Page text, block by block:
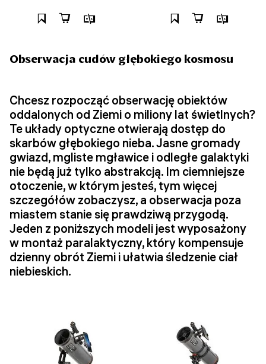
Obserwacja cudów głębokiego kosmosu
Chcesz rozpocząć obserwację obiektów
oddalonych od Ziemi o miliony lat świetlnych?
Te układy optyczne otwierają dostęp do
skarbów głębokiego nieba. Jasne gromady
gwiazd, mgliste mgławice i odległe galaktyki
nie będą już tylko abstrakcją. Im ciemniejsze
otoczenie, w którym jesteś, tym więcej
szczegółów zobaczysz, a obserwacja poza
miastem stanie się prawdziwą przygodą.
Jeden z poniższych modeli jest wyposażony
w montaż paralaktyczny, który kompensuje
dzienny obrót Ziemi i ułatwia śledzenie ciał
niebieskich.